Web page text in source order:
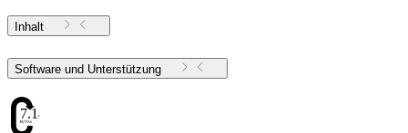
Inhalt
Software und Unterstützung
7.14